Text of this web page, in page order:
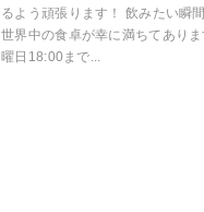
るよう頑張ります！ 飲みたい瞬
世界中の食卓が幸に満ちてあり
曜日18:00まで...